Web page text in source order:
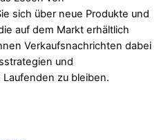
sich über neue Produkte und
auf dem Markt erhältlich
Verkaufsnachrichten dabei
und
zu bleiben.